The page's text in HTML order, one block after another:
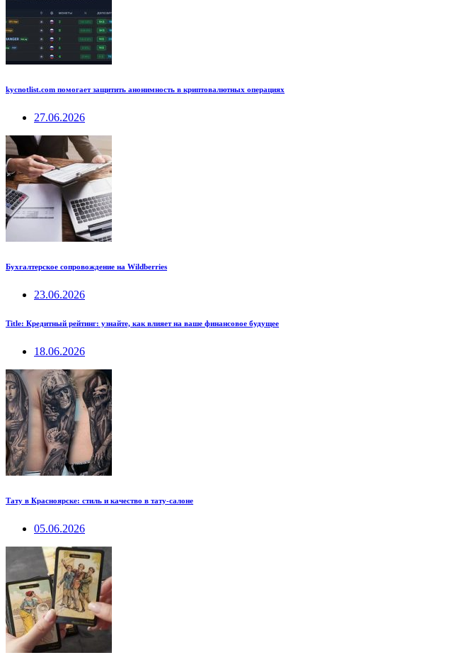
kycnotlist.com помогает защитить анонимность в криптовалютных операциях
27.06.2026
Бухгалтерское сопровождение на Wildberries
23.06.2026
Title: Кредитный рейтинг: узнайте, как влияет на ваше финансовое будущее
18.06.2026
Тату в Красноярске: стиль и качество в тату-салоне
05.06.2026